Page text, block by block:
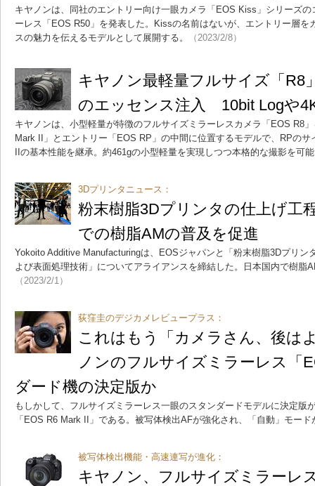
キヤノンは、同社のエントリー向け一眼カメラ「EOS Kiss」シリーズ
ーレス「EOS R50」を発表した。Kissの名前はないが、エントリー層を
スの魅力を伝えるモデルとして展開する。
（2023/2/8）
キヤノン最軽量フルサイズ「
のエッセンス注入 10bit Logや
キヤノンは、小型軽量が特徴のフルサイズミラーレスカメラ「EOS R8
Mark II」とエントリー「EOS RP」の中間に位置するモデルで、RPの
IIの基本性能を継承。約461gの小型軽量を実現しつつ本格的な撮影を可
3Dプリンタニュース：
粉末樹脂3Dプリンタの仕上げ工
での樹脂AMの普及を促進
Yokoito Additive Manufacturingは、EOSジャパンと「粉末樹脂3Dプリン
よび表面処理技術」についてアライアンスを締結した。日本国内で樹脂
（2023/2/1）
荻窪圭のデジカメレビュープラス：
これはもう「カメラさん、後は
ノンのフルサイズミラーレス「
ダード機の決定版か
もしかして、フルサイズミラーレス一眼のスタンダードモデルに決定版
「EOS R6 Mark II」である。被写体検出AFが強化され、「自動」モー
被写体検出機能・高速連写が進化：
キヤノン、フルサイズミラーレ